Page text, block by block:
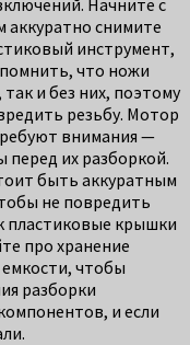
аккуратно снимите
инструмент,
что ножи
и без них, поэтому
резьбу. Мотор
внимания —
перед их разборкой.
быть аккуратным
не повредить
пластиковые крышки
про хранение
чтобы
разборки
и если